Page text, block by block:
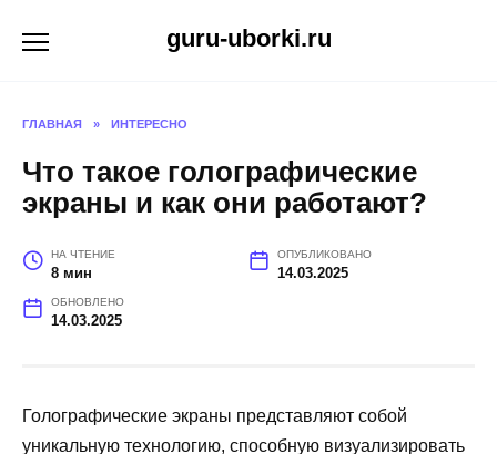
guru-uborki.ru
ГЛАВНАЯ » ИНТЕРЕСНО
Что такое голографические
экраны и как они работают?
НА ЧТЕНИЕ
8 мин
ОПУБЛИКОВАНО
14.03.2025
ОБНОВЛЕНО
14.03.2025
Голографические экраны представляют собой
уникальную технологию, способную визуализировать